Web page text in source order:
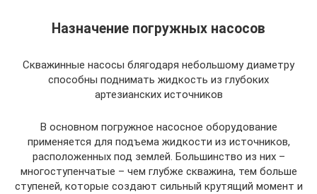
Назначение погружных насосов
Скважинные насосы блягодаря небольшому диаметру
способны поднимать жидкость из глубоких
артезианских источников
В основном погружное насосное оборудование
применяется для подъема жидкости из источников,
расположенных под землей. Большинство из них –
многоступенчатые – чем глубже скважина, тем больше
ступеней, которые создают сильный крутящий момент и